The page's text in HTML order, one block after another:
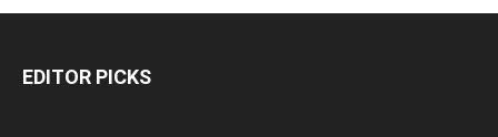
EDITOR PICKS